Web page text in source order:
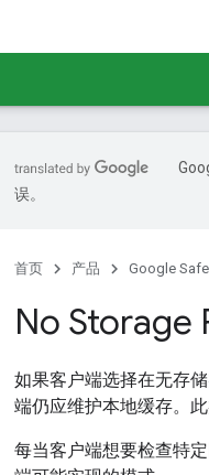
误。
首页 产品 Google
No Storage
如果客户端选择在无存
端仍应维护本地缓存。
每当客户端想要检查特